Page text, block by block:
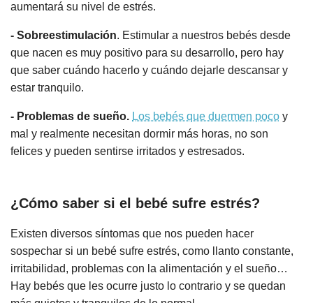
aumentará su nivel de estrés.
- Sobreestimulación. Estimular a nuestros bebés desde
que nacen es muy positivo para su desarrollo, pero hay
que saber cuándo hacerlo y cuándo dejarle descansar y
estar tranquilo.
- Problemas de sueño. Los bebés que duermen poco y
mal y realmente necesitan dormir más horas, no son
felices y pueden sentirse irritados y estresados.
¿Cómo saber si el bebé sufre estrés?
Existen diversos síntomas que nos pueden hacer
sospechar si un bebé sufre estrés, como llanto constante,
irritabilidad, problemas con la alimentación y el sueño…
Hay bebés que les ocurre justo lo contrario y se quedan